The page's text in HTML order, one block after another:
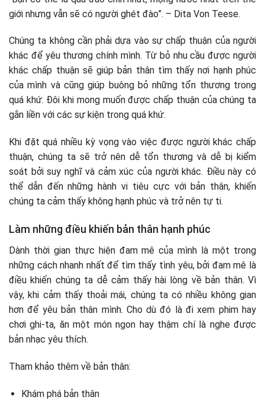
giới nhưng vẫn sẽ có người ghét đào”. – Dita Von Teese.
Chúng ta không cần phải dựa vào sự chấp thuận của người
khác để yêu thương chính mình. Từ bỏ nhu cầu được người
khác chấp thuận sẽ giúp bản thân tìm thấy nơi hạnh phúc
của mình và cũng giúp buông bỏ những tổn thương trong
quá khứ. Đôi khi mong muốn được chấp thuận của chúng ta
gắn liền với các sự kiện trong quá khứ.
Khi đặt quá nhiều kỳ vọng vào việc được người khác chấp
thuận, chúng ta sẽ trở nên dễ tổn thương và dễ bị kiểm
soát bởi suy nghĩ và cảm xúc của người khác. Điều này có
thể dẫn đến những hành vi tiêu cực với bản thân, khiến
chúng ta cảm thấy không hạnh phúc và trở nên tự ti.
Làm những điều khiến bản thân hạnh phúc
Dành thời gian thực hiện đam mê của mình là một trong
những cách nhanh nhất để tìm thấy tình yêu, bởi đam mê là
điều khiến chúng ta dễ cảm thấy hài lòng về bản thân. Vì
vậy, khi cảm thấy thoải mái, chúng ta có nhiều không gian
hơn để yêu bản thân mình. Cho dù đó là đi xem phim hay
chơi ghi-ta, ăn một món ngon hay thậm chí là nghe được
bản nhạc yêu thích.
Tham khảo thêm về bản thân:
Khám phá bản thân